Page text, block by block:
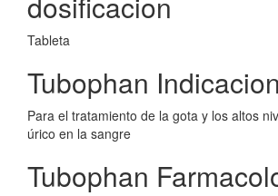
Tableta
Tubophan Indicacion
Para el tratamiento de la gota y los altos
úrico en la sangre
Tubophan